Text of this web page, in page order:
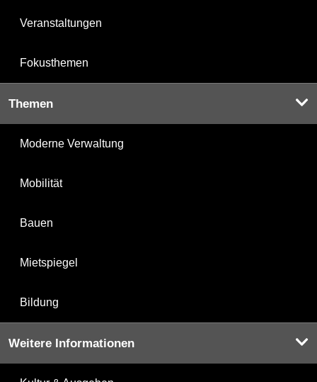
Veranstaltungen
Fokusthemen
Themen
Moderne Verwaltung
Mobilität
Bauen
Mietspiegel
Bildung
Weitere Informationen